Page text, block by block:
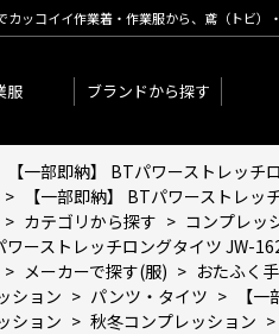
ッコイイ作業着・作業服から、鳶（トビ）
服 ブランドから探す
【一部即納】 BTパワーストレッ
>
【一部即納】 BTパワーストレ
> カテゴリから探す > コンプレッ
ワーストレッチロングタイツ JW-
> メーカーで探す(服) > おたふく
ション > パンツ・タイツ >
【
ション > 秋冬コンプレッション >